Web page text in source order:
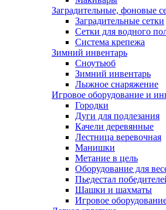
Заградительные, фоновые
Заградительные сетки
Сетки для водного
Система крепежа
Зимний инвентарь
Сноутьюб
Зимний инвентарь
Лыжное снаряжение
Игровое оборудование и
Городки
Дуги для подлезания
Качели деревянные
Лестница веревочная
Манишки
Метание в цель
Оборудование для
Пьедестал
Шашки и шахматы
Игровое